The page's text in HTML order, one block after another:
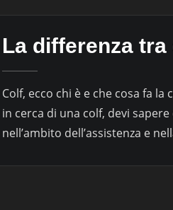
La differenza
Colf, ecco chi è e che cosa fa
in cerca di una colf, devi
nell’ambito dell’assistenza e